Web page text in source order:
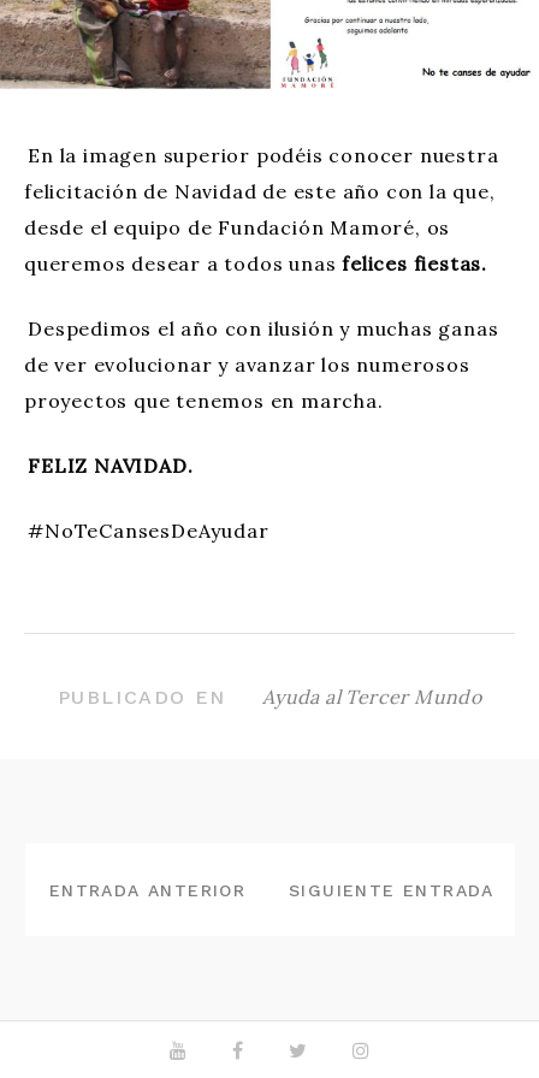
En la imagen superior podéis conocer nuestra
felicitación de Navidad de este año con la que,
desde el equipo de Fundación Mamoré, os
queremos desear a todos unasfelices fiestas.
Despedimos el año con ilusión y muchas ganas
de ver evolucionar y avanzar los numerosos
proyectos que tenemos en marcha.
FELIZ NAVIDAD.
#NoTeCansesDeAyudar
PUBLICADO EN Ayuda al Tercer Mundo
DEENTRADA ANTERIOR SIGUIENTE ENTRADA
YoutubeFacebookTwitter